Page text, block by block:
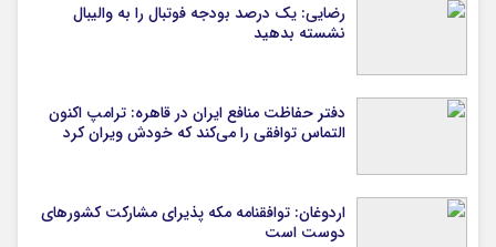
رضایی: یک درصد بودجه فوتبال را به والیبال
نشسته بدهید
دفتر حفاظت منافع ایران در قاهره: ترامپ اکنون
التماس توافقی را می‌کند که خودش ویران کرد
اردوغان: توافقنامه مکه پذیرای مشارکت کشورهای
دوست است